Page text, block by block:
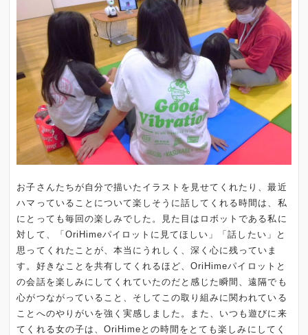
お子さんたちが自分で描いたイラストを見せてくれたり、最近
ハマっていることについて楽しそうに話してくれる時間は、私
にとっても毎回の楽しみでした。見た目はロボットである私に
対して、「OriHimeパイロットに見てほしい」「話したい」と
思ってくれたことが、本当にうれしく、深く心に残っていま
す。好きなことを共有してくれるほど、OriHimeパイロットと
の会話を楽しみにしてくれていたのだと感じた瞬間、遠隔でも
心がつながっていること、そしてこの取り組みに関われている
ことへのやりがいを強く実感しました。また、いつも遊びに来
てくれる女の子は、OriHimeとの時間をとても楽しみにしてく